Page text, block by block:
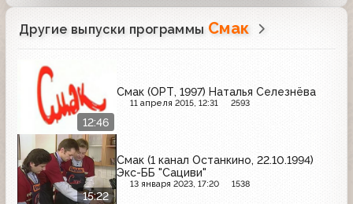
Другие выпуски программы Смак
12:46
Смак (ОРТ, 1997) Наталья Селезнёва
11 апреля 2015, 12:31 2593
15:22
Смак (1 канал Останкино, 22.10.1994)
Экс-ББ "Сациви"
13 января 2023, 17:20 1538